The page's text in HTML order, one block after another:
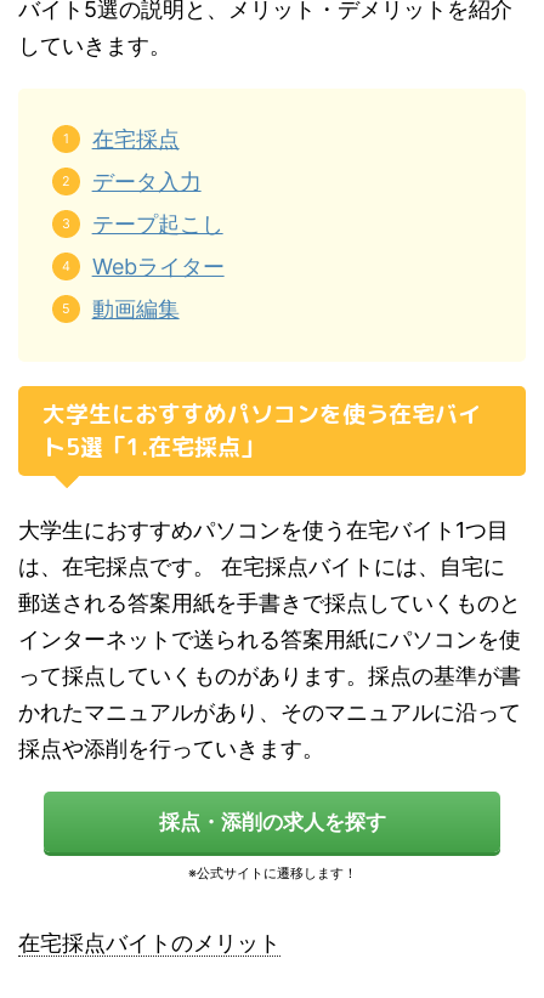
バイト5選の説明と、メリット・デメリットを紹介
していきます。
在宅採点
データ入力
テープ起こし
Webライター
動画編集
大学生におすすめパソコンを使う在宅バイ
ト5選「1.在宅採点」
大学生におすすめパソコンを使う在宅バイト1つ目
は、在宅採点です。 在宅採点バイトには、自宅に
郵送される答案用紙を手書きで採点していくものと
インターネットで送られる答案用紙にパソコンを使
って採点していくものがあります。採点の基準が書
かれたマニュアルがあり、そのマニュアルに沿って
採点や添削を行っていきます。
採点・添削の求人を探す
在宅採点バイトのメリット